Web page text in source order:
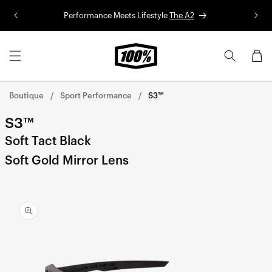
Performance Meets Lifestyle The A2
Panier
Boutique Sport Performance S3™
S3™
Soft Tact Black
Soft Gold Mirror Lens
informations
sur le